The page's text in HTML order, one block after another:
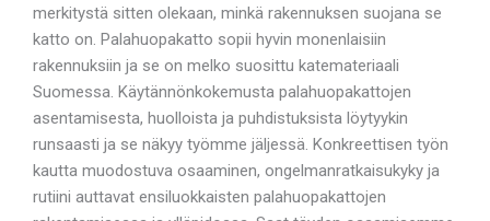
merkitystä sitten olekaan, minkä rakennuksen suojana se
katto on. Palahuopakatto sopii hyvin monenlaisiin
rakennuksiin ja se on melko suosittu katemateriaali
Suomessa. Käytännönkokemusta palahuopakattojen
asentamisesta, huolloista ja puhdistuksista löytyykin
runsaasti ja se näkyy työmme jäljessä. Konkreettisen työn
kautta muodostuva osaaminen, ongelmanratkaisukyky ja
rutiini auttavat ensiluokkaisten palahuopakattojen